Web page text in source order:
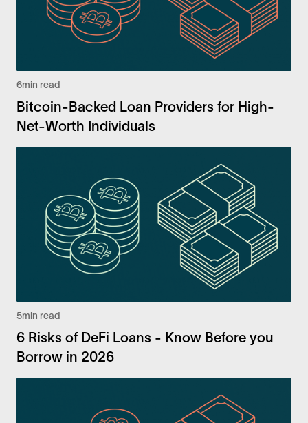
6min read
Bitcoin-Backed Loan Providers for High-
Net-Worth Individuals
5min read
6 Risks of DeFi Loans - Know Before you
Borrow in 2026